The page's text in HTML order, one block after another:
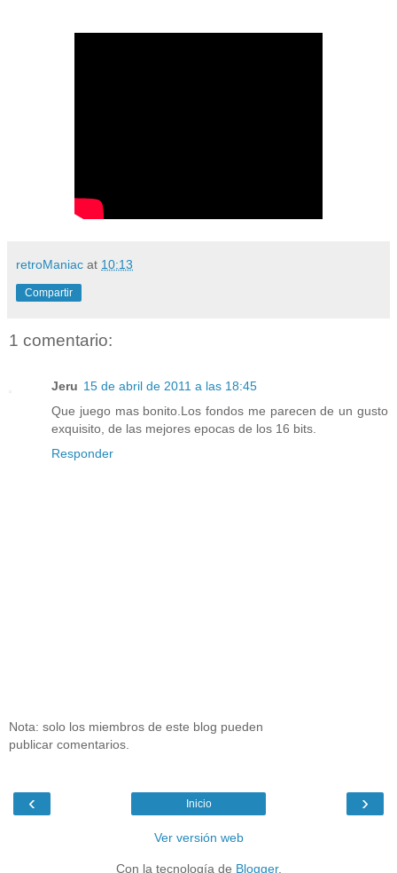
retroManiac at 10:13
Compartir
1 comentario:
Jeru 15 de abril de 2011 a las 18:45
Que juego mas bonito.Los fondos me parecen de un gusto
exquisito, de las mejores epocas de los 16 bits.
Responder
Nota: solo los miembros de este blog pueden
publicar comentarios.
‹ ›
Inicio
Ver versión web
Con la tecnología de Blogger.